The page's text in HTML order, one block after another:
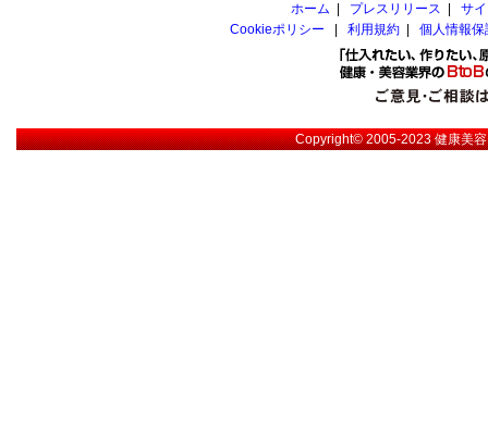
ホーム
プレスリリース
サ
Cookieポリシー
利用規約 個人情報
Copyright© 2005-2023健康美